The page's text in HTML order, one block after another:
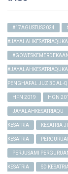
#17AGUSTUS2024
PENGHAFAL JUZ 30 AL-
HFN 2019 HGN
JAYALAHKESATRIAQU
KESATRIA KESATRIA
KESATRIA
PERJUSAMI
KESATRIA SD